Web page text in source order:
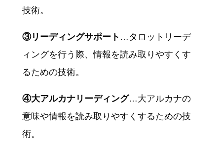
技術。
③リーディングサポート …タロットリーデ
ィングを行う際、情報を読み取りやすくす
るための技術。
④大アルカナリーディング…大アルカナの
意味や情報を読み取りやすくするための技
術。